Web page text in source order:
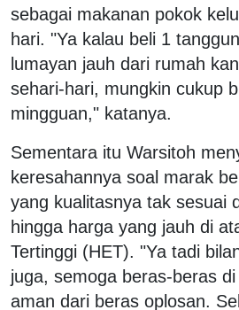
sebagai makanan pokok
hari. "Ya kalau beli 1
lumayan jauh dari rumah
sehari-hari, mungkin cukup
mingguan," katanya.
Sementara itu Warsitoh
keresahannya soal marak
yang kualitasnya tak sesuai
hingga harga yang jauh di
Tertinggi (HET). "Ya tadi
juga, semoga beras-beras
aman dari beras oplosan.